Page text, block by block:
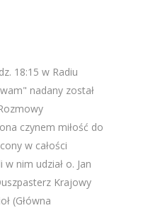
18:15 w Radiu
nadany został
czynem miłość do
w całości
nim udział o. Jan
Krajowy
(Główna